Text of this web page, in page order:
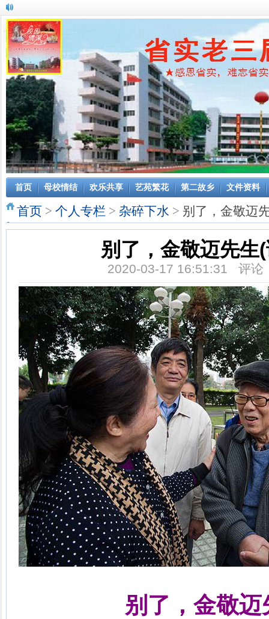
首页 母校情结 欢乐共享 艺苑繁花 第二故乡 文件资料
首页 > 个人专栏 > 杂碎下水 > 别了，金敬迈
别了，金敬迈先生
2020-03-17 16:51:31 评论
别了，金敬迈